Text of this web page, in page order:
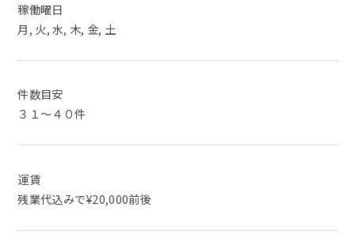
稼働曜日
月, 火, 水, 木, 金, 土
件数目安
３１～４０件
運賃
残業代込みで¥20,000前後